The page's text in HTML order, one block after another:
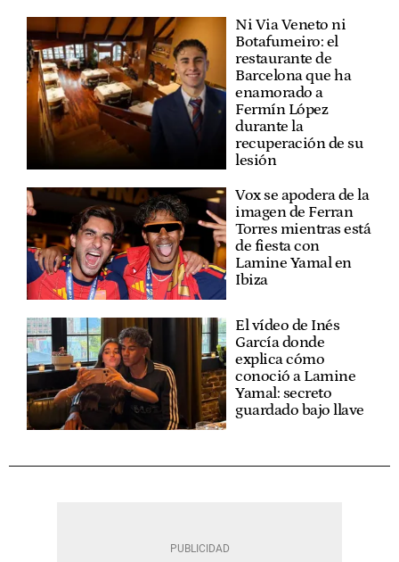
Ni Via Veneto ni
Botafumeiro: el
restaurante de
Barcelona que ha
enamorado a
Fermín López
durante la
recuperación de su
lesión
Vox se apodera de la
imagen de Ferran
Torres mientras está
de fiesta con
Lamine Yamal en
Ibiza
El vídeo de Inés
García donde
explica cómo
conoció a Lamine
Yamal: secreto
guardado bajo llave